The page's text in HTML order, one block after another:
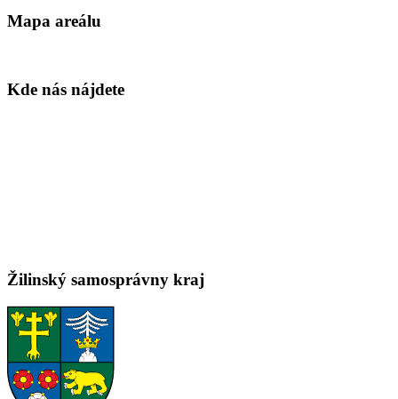
Mapa areálu
Kde nás nájdete
Žilinský samosprávny kraj